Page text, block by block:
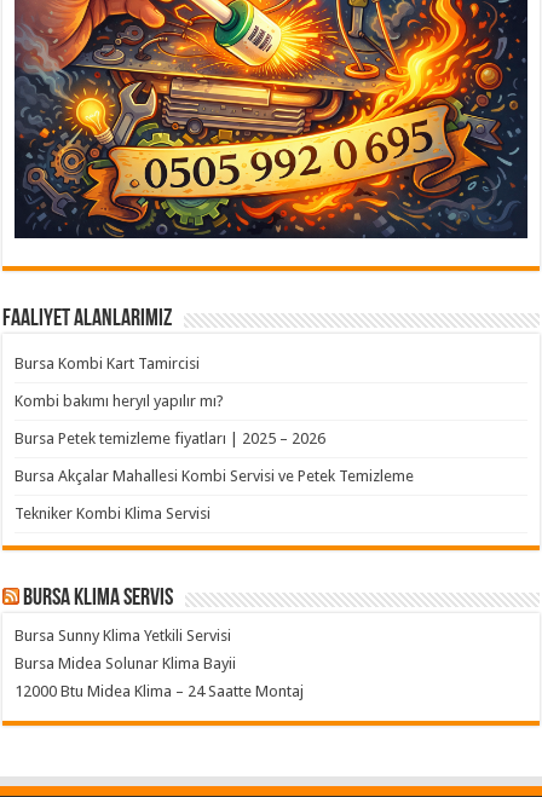
Faaliyet Alanlarımız
Bursa Kombi Kart Tamircisi
Kombi bakımı heryıl yapılır mı?
Bursa Petek temizleme fiyatları | 2025 – 2026
Bursa Akçalar Mahallesi Kombi Servisi ve Petek Temizleme
Tekniker Kombi Klima Servisi
Bursa klima servis
Bursa Sunny Klima Yetkili Servisi
Bursa Midea Solunar Klima Bayii
12000 Btu Midea Klima – 24 Saatte Montaj